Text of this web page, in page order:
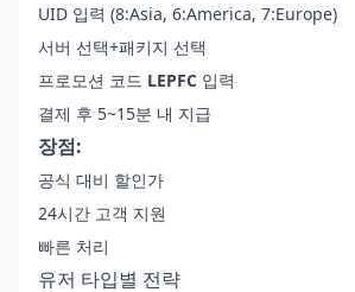
UID 입력 (8:Asia, 6:America, 7:Europe)
서버 선택+패키지 선택
프로모션 코드 LEPFC 입력
결제 후 5~15분 내 지급
장점:
공식 대비 할인가
24시간 고객 지원
빠른 처리
유저 타입별 전략